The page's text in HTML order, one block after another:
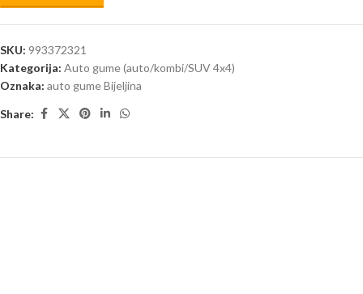
SKU: 993372321
Kategorija: Auto gume (auto/kombi/SUV 4x4)
Oznaka: auto gume Bijeljina
Share: